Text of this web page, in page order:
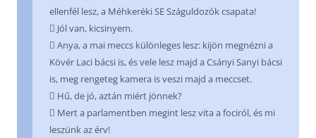
ellenfél lesz, a Méhkeréki SE Száguldozók csapata!
 Jól van, kicsinyem.
 Anya, a mai meccs különleges lesz: kijön megnézni a
Kövér Laci bácsi is, és vele lesz majd a Csányi Sanyi bácsi
is, meg rengeteg kamera is veszi majd a meccset.
 Hű, de jó, aztán miért jönnek?
 Mert a parlamentben megint lesz vita a fociról, és mi
leszünk az érv!